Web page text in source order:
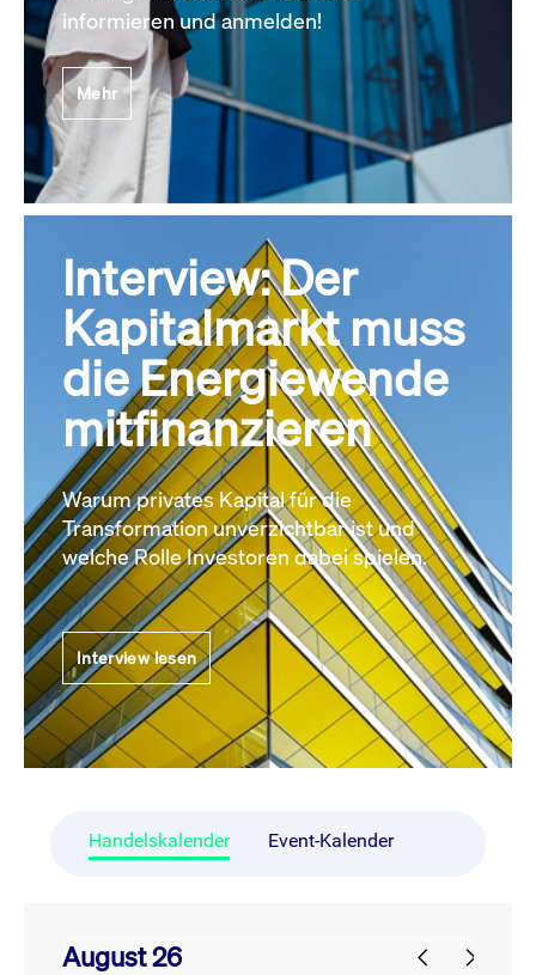
informieren und anmelden!
Mehr
Interview: Der
Kapitalmarkt muss
die Energiewende
mitfinanzieren
Warum privates Kapital für die
Transformation unverzichtbar ist und
welche Rolle Investoren dabei spielen.
Interview lesen
Handelskalender Event-Kalender
August 26